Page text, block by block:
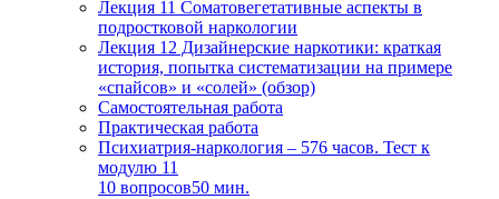
Лекция 11 Соматовегетативные аспекты в
подростковой наркологии
Лекция 12 Дизайнерские наркотики: краткая
история, попытка систематизации на примере
«спайсов» и «солей» (обзор)
Самостоятельная работа
Практическая работа
Психиатрия-наркология – 576 часов. Тест к
модулю 11
10 вопросов50 мин.